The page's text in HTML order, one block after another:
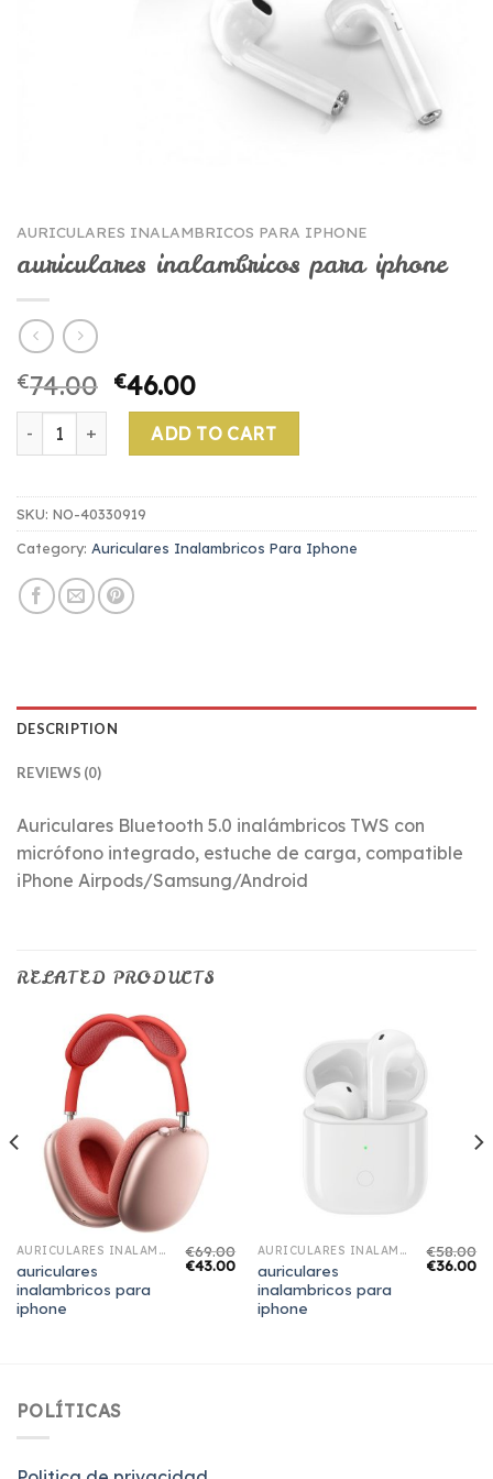
AURICULARES INALAMBRICOS PARA IPHONE
auriculares inalambricos para iphone
€74.00 €46.00
auriculares inalambricos para iphone quantity
ADD TO CART
SKU: NO-40330919
Category: Auriculares Inalambricos Para Iphone
DESCRIPTION
REVIEWS (0)
Auriculares Bluetooth 5.0 inalámbricos TWS con
micrófono integrado, estuche de carga, compatible
iPhone Airpods/Samsung/Android
RELATED PRODUCTS
AURICULARES INALAMBRICOS PARA IPHONE
auriculares
inalambricos para
iphone
€69.00
€43.00
AURICULARES INALAMBRICOS PARA IPHONE
auriculares
inalambricos para
iphone
€58.00
€36.00
POLÍTICAS